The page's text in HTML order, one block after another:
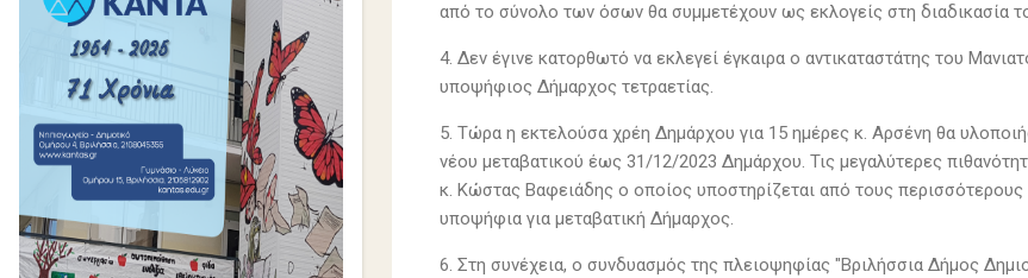
από το σύνολο των όσων θα συμμετέχουν ως εκλογείς στη διαδικασία
4. Δεν έγινε κατορθωτό να εκλεγεί έγκαιρα ο αντικαταστάτης του
υποψήφιος Δήμαρχος τετραετίας.
5. Τώρα η εκτελούσα χρέη Δημάρχου για 15 ημέρες κ. Αρσένη θα
νέου μεταβατικού έως 31/12/2023 Δημάρχου. Τις μεγαλύτερες
κ. Κώστας Βαφειάδης ο οποίος υποστηρίζεται από τους
υποψήφια για μεταβατική Δήμαρχος.
6. Στη συνέχεια, ο συνδυασμός της πλειοψηφίας "Βριλήσσια Δήμος